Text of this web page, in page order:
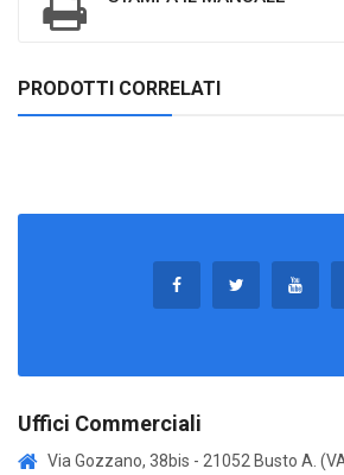
PRODOTTI CORRELATI
Uffici Commerciali
Via Gozzano, 38bis - 21052 Busto A.